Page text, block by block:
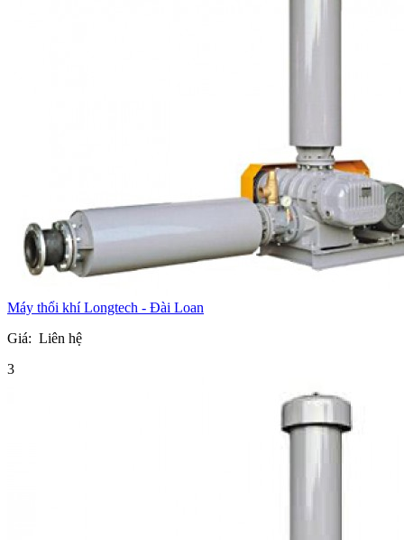
Máy thổi khí Longtech - Đài Loan
Giá: Liên hệ
3